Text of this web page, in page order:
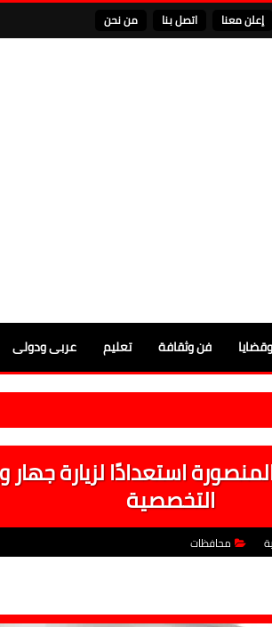
إعلن معنا اتصل بنا من نحن
فن وثقافة تعليم عربى ودولى
استعدادًا لزيارة
التخصصية
محافظات